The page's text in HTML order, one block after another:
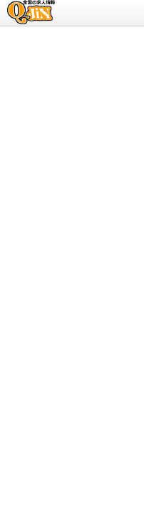
求人情報のQ-JiN